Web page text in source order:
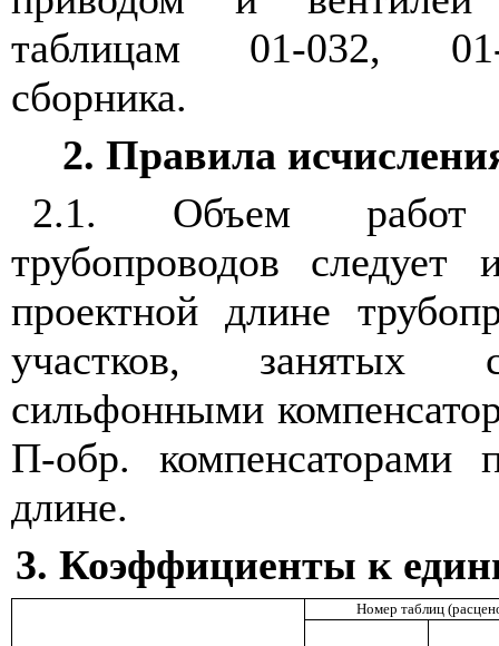
таблицам 01-032,
сборника.
2. Правила
2.1.
Объем
трубопроводов следует
проектной длине
участков, занятых
сильфонными
П-обр. компенсаторами
длине.
3. Коэффициенты к
Номер таблиц